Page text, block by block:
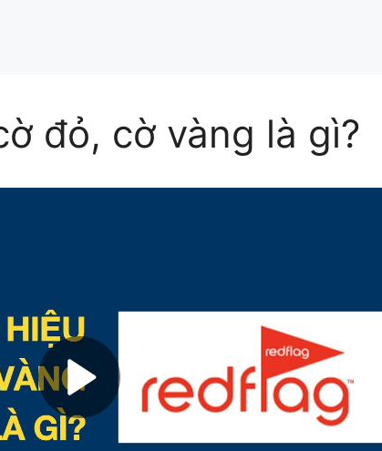
đỏ, cờ vàng là gì?